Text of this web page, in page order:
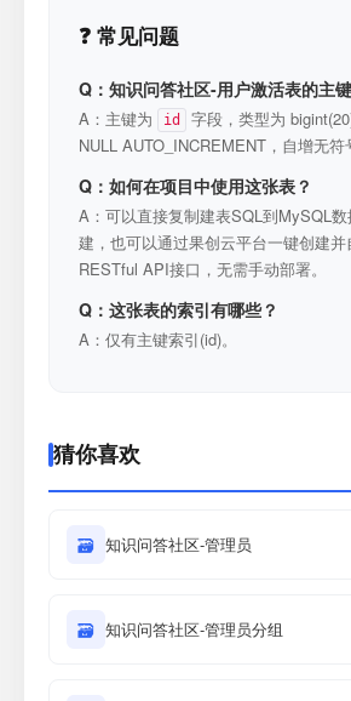
❓ 常见问题
Q：知识问答社区-用户激活表的主
A：主键为 id
字段，类型为
NULL AUTO_INCREMENT，自增无符
Q：如何在项目中使用这张表？
A：可以直接复制建表SQL到MySQL
建，也可以通过果创云平台一键创建
RESTful API接口，无需手动部署。
Q：这张表的索引有哪些？
A：仅有主键索引(id)。
猜你喜欢
🗃 知识问答社区-管理员
🗃 知识问答社区-管理员分组